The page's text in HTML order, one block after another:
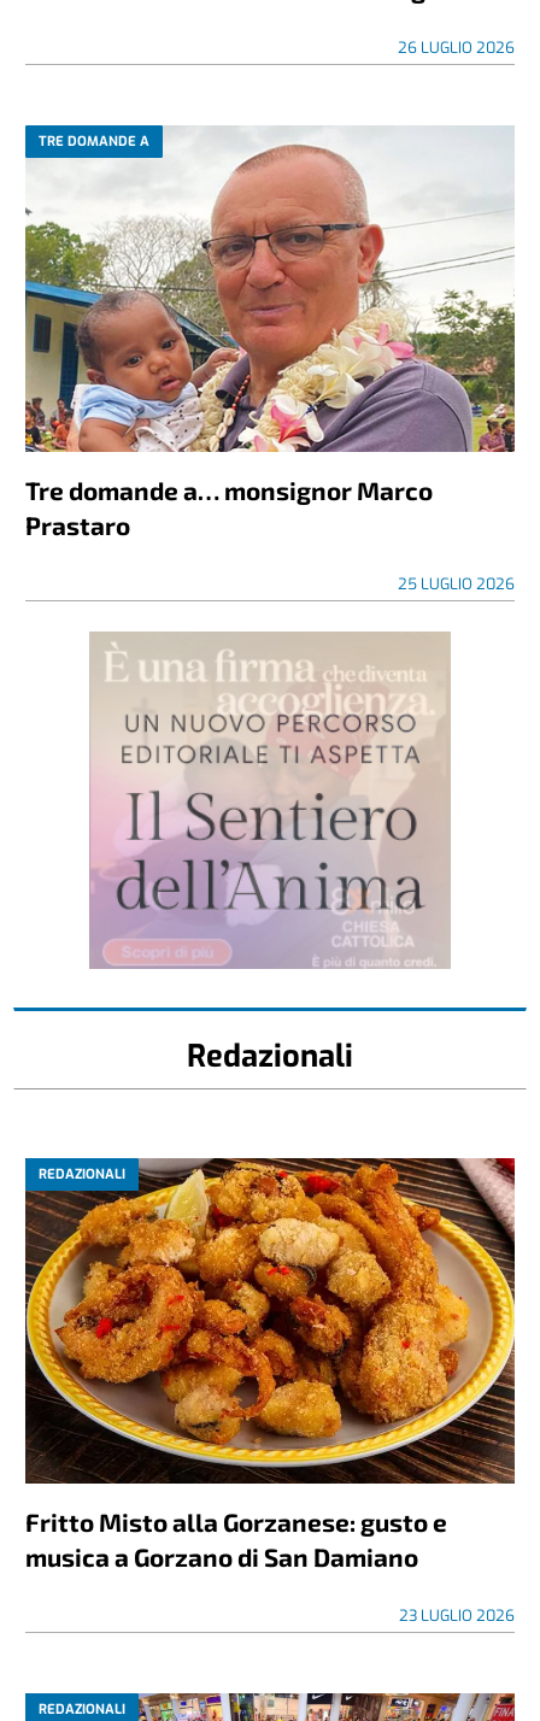
26 LUGLIO 2026
TRE DOMANDE A
Tre domande a… monsignor Marco
Prastaro
25 LUGLIO 2026
Redazionali
REDAZIONALI
Fritto Misto alla Gorzanese: gusto e
musica a Gorzano di San Damiano
23 LUGLIO 2026
REDAZIONALI